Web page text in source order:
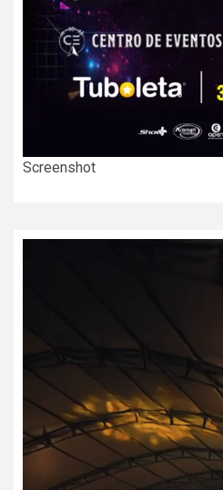
Screenshot